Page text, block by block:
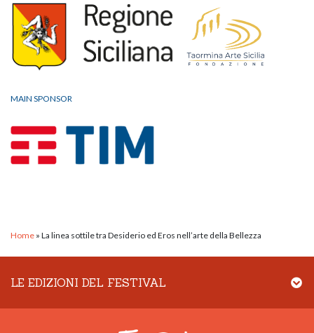
MAIN SPONSOR
Home » La linea sottile tra Desiderio ed Eros nell’arte della Bellezza
LE EDIZIONI DEL FESTIVAL